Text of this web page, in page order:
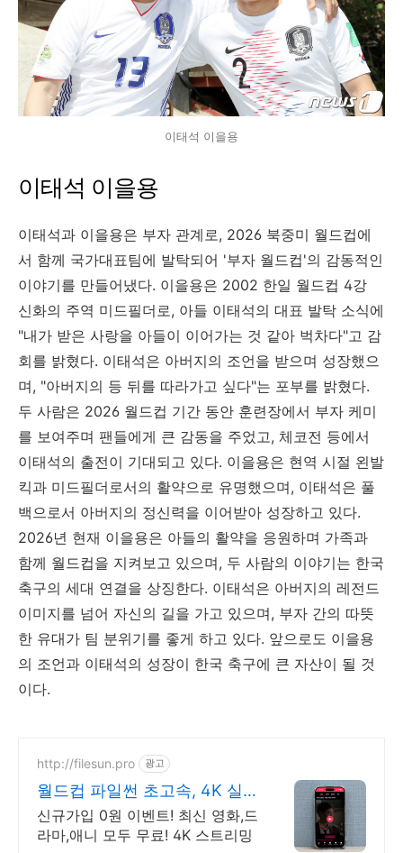
이태석 이을용
이태석 이을용
이태석과 이을용은 부자 관계로, 2026 북중미 월드컵에
서 함께 국가대표팀에 발탁되어 '부자 월드컵'의 감동적인
이야기를 만들어냈다. 이을용은 2002 한일 월드컵 4강
신화의 주역 미드필더로, 아들 이태석의 대표 발탁 소식에
"내가 받은 사랑을 아들이 이어가는 것 같아 벅차다"고 감
회를 밝혔다. 이태석은 아버지의 조언을 받으며 성장했으
며, "아버지의 등 뒤를 따라가고 싶다"는 포부를 밝혔다.
두 사람은 2026 월드컵 기간 동안 훈련장에서 부자 케미
를 보여주며 팬들에게 큰 감동을 주었고, 체코전 등에서
이태석의 출전이 기대되고 있다. 이을용은 현역 시절 왼발
킥과 미드필더로서의 활약으로 유명했으며, 이태석은 풀
백으로서 아버지의 정신력을 이어받아 성장하고 있다.
2026년 현재 이을용은 아들의 활약을 응원하며 가족과
함께 월드컵을 지켜보고 있으며, 두 사람의 이야기는 한국
축구의 세대 연결을 상징한다. 이태석은 아버지의 레전드
이미지를 넘어 자신의 길을 가고 있으며, 부자 간의 따뜻
한 유대가 팀 분위기를 좋게 하고 있다. 앞으로도 이을용
의 조언과 이태석의 성장이 한국 축구에 큰 자산이 될 것
이다.
http://filesun.pro 광고
월드컵 파일썬 초고속, 4K 실
시간 보기!
신규가입 0원 이벤트! 최신 영화,드
라마,애니 모두 무료! 4K 스트리밍